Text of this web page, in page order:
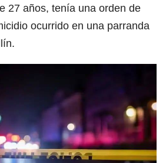
27 años, tenía una orden de
ocurrido en una parranda